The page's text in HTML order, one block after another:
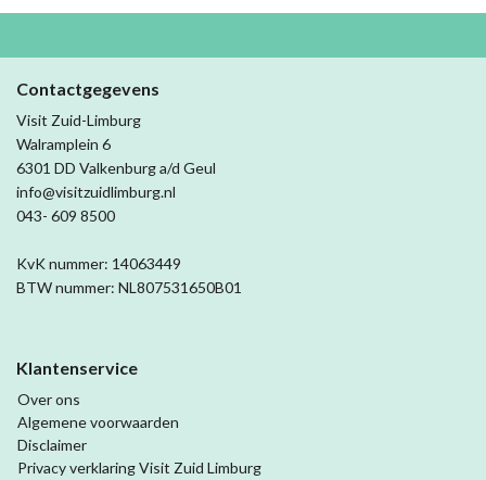
Contactgegevens
Visit Zuid-Limburg
Walramplein 6
6301 DD Valkenburg a/d Geul
info@visitzuidlimburg.nl
043- 609 8500
KvK nummer: 14063449
BTW nummer: NL807531650B01
Klantenservice
Over ons
Algemene voorwaarden
Disclaimer
Privacy verklaring Visit Zuid Limburg